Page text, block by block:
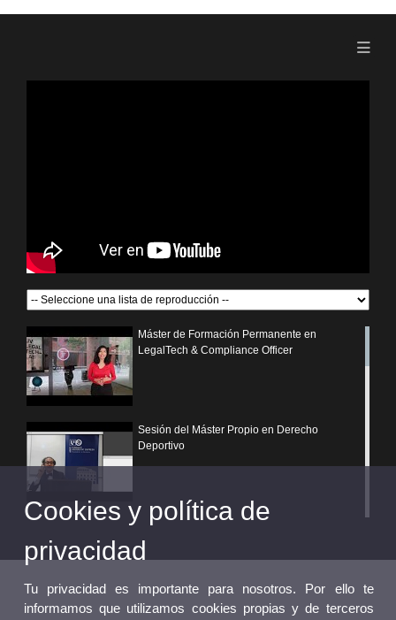
Máster de Formación Permanente en
LegalTech & Compliance Officer
Sesión del Máster Propio en Derecho
Deportivo
¿Por qué elegir un postgrado propio de la
Universitat de València?
Cookies y política de
privacidad
Tu privacidad es importante para nosotros. Por ello te
informamos que utilizamos cookies propias y de terceros